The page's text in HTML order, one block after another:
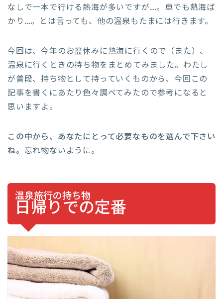
なしで一本で行ける熱海が多いですが…。車でも熱海ば
かり…。とは言っても、他の温泉もたまには行きます。
今回は、今年のお盆休みに熱海に行くので（また）、
温泉に行くときの持ち物をまとめてみました。わたし
が普段、持ち物として持っていくものから、今回この
記事を書くにあたり色々調べてみたので参考になると
思いますよ。
この中から、あなたにとって必要なものを選んで下さい
ね。 忘れ物ないように。
温泉旅行の持ち物
日帰りでの定番